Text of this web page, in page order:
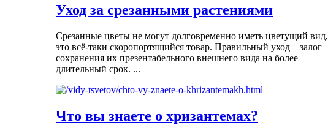
Уход за срезанными растениями
Срезанные цветы не могут долговременно иметь цветущий вид,
это всё-таки скоропортящийся товар. Правильный уход – залог
сохранения их презентабельного внешнего вида на более
длительный срок. ...
Что вы знаете о хризантемах?